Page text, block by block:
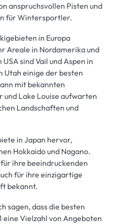
anspruchsvollen Pisten und
für Wintersportler.
in Europa
Areale in Nordamerika und
sind Vail und Aspen in
Utah einige der besten
mit bekannten
Lake Louise aufwarten
Landschaften und
in Japan hervor,
Hokkaido und Nagano.
ihre beeindruckenden
für ihre einzigartige
bekannt.
sagen, dass die besten
eine Vielzahl von Angeboten